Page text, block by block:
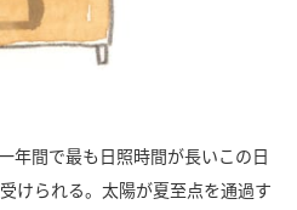
年間で最も日照時間が長いこの日
けられる。太陽が夏至点を通過す